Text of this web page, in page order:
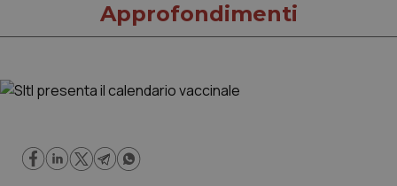
Cronache
Approfondimenti